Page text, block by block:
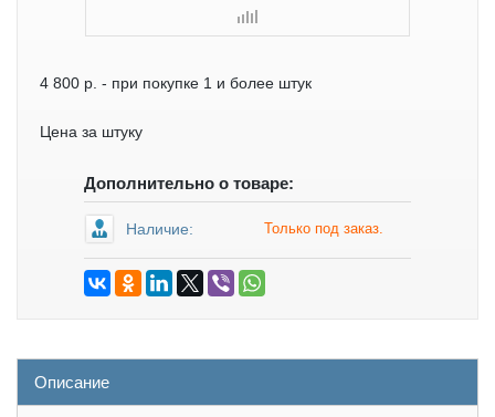
4 800 р. - при покупке 1 и более штук
Цена за штуку
Дополнительно о товаре:
Наличие: Только под заказ.
Описание